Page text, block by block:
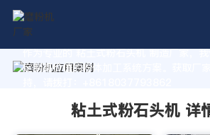
作为专业的 粘土式粉石头机 制造厂家，
定制高价值的粉体加工系统方案。获取厂
粘土式粉石头机 详